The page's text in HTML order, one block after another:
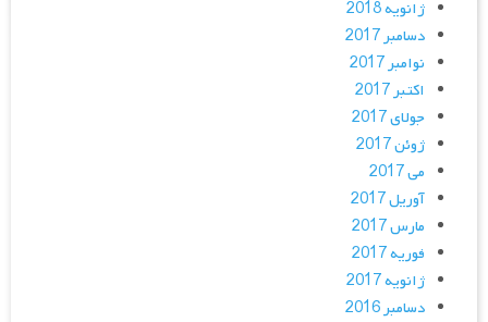
ژانویه 2018
دسامبر 2017
نوامبر 2017
اکتبر 2017
جولای 2017
ژوئن 2017
می 2017
آوریل 2017
مارس 2017
فوریه 2017
ژانویه 2017
دسامبر 2016